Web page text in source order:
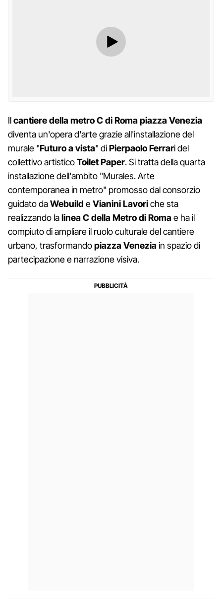
Ilcantiere della metro C di Roma piazza Venezia
diventa un'opera d'arte grazie all'installazione del
murale "Futuro a vista" diPierpaolo Ferrari del
collettivo artisticoToilet Paper. Si tratta della quarta
installazione dell'ambito "Murales. Arte
contemporanea in metro" promosso dal consorzio
guidato daWebuild eVianini Lavoriche sta
realizzando lalinea C della Metro di Romae ha il
compiuto di ampliare il ruolo culturale del cantiere
urbano, trasformandopiazza Veneziain spazio di
partecipazione e narrazione visiva.